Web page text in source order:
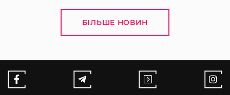
БІЛЬШЕ НОВИН